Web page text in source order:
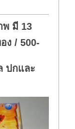
พ มี 13
ง / 500-
ปกและ